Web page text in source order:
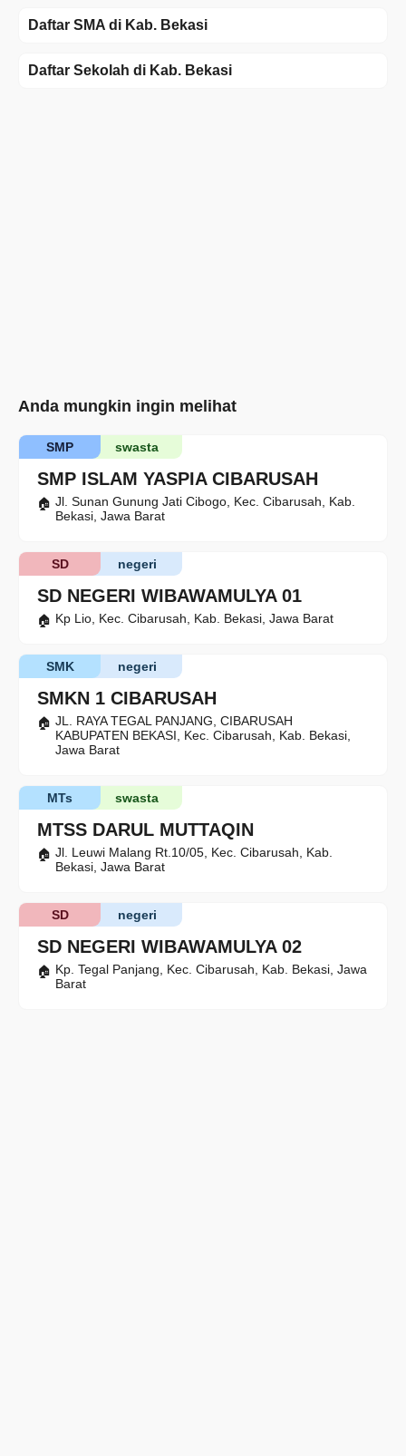
Daftar SMA di Kab. Bekasi
Daftar Sekolah di Kab. Bekasi
Anda mungkin ingin melihat
SMP ISLAM YASPIA CIBARUSAH
swasta
SMP
Jl. Sunan Gunung Jati Cibogo, Kec. Cibarusah, Kab.
Bekasi, Jawa Barat
SD NEGERI WIBAWAMULYA 01
negeri
SD
Kp Lio, Kec. Cibarusah, Kab. Bekasi, Jawa Barat
SMKN 1 CIBARUSAH
negeri
SMK
JL. RAYA TEGAL PANJANG, CIBARUSAH
KABUPATEN BEKASI, Kec. Cibarusah, Kab. Bekasi,
Jawa Barat
MTSS DARUL MUTTAQIN
swasta
MTs
Jl. Leuwi Malang Rt.10/05, Kec. Cibarusah, Kab.
Bekasi, Jawa Barat
SD NEGERI WIBAWAMULYA 02
negeri
SD
Kp. Tegal Panjang, Kec. Cibarusah, Kab. Bekasi, Jawa
Barat